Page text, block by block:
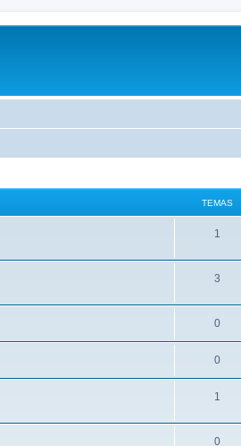
TEMAS
1
3
0
0
1
0